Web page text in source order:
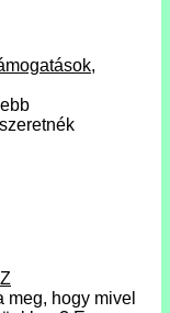
meg, hogy mivel